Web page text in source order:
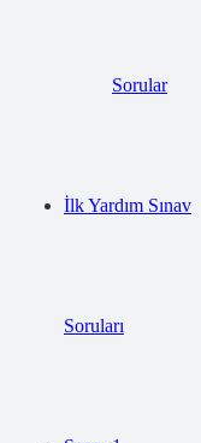
Sorular
İlk Yardım Sınav
Soruları